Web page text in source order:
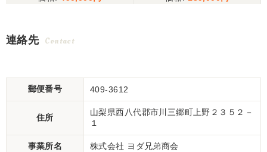
連絡先 Contact
郵便番号 409-3612
住所
山梨県西八代郡市川三郷町上野２３５２－
１
事業所名 株式会社 ヨダ兄弟商会